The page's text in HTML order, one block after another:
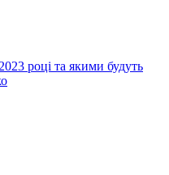
році та якими будуть